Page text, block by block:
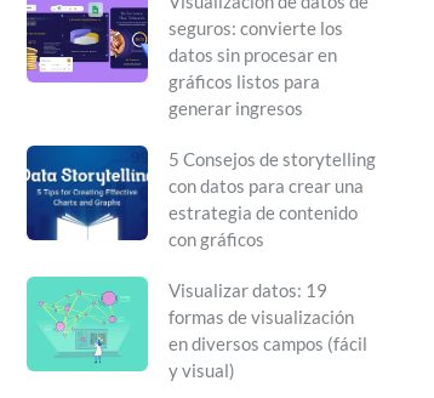
seguros: convierte los
datos sin procesar en
gráficos listos para
generar ingresos
5 Consejos de storytelling
con datos para crear una
estrategia de contenido
con gráficos
Visualizar datos: 19
formas de visualización
en diversos campos (fácil
y visual)